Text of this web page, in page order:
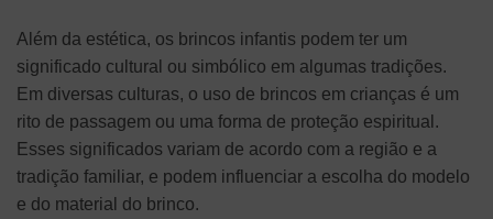
Além da estética, os brincos infantis podem ter um
significado cultural ou simbólico em algumas tradições.
Em diversas culturas, o uso de brincos em crianças é um
rito de passagem ou uma forma de proteção espiritual.
Esses significados variam de acordo com a região e a
tradição familiar, e podem influenciar a escolha do modelo
e do material do brinco.